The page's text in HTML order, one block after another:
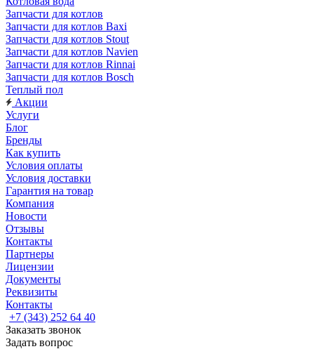
Запчасти для котлов
Запчасти для котлов Baxi
Запчасти для котлов Stout
Запчасти для котлов Navien
Запчасти для котлов Rinnai
Запчасти для котлов Bosch
Теплый пол
Акции
Услуги
Блог
Бренды
Как купить
Условия оплаты
Условия доставки
Гарантия на товар
Компания
Новости
Отзывы
Контакты
Партнеры
Лицензии
Документы
Реквизиты
Контакты
+7 (343) 252 64 40
Заказать звонок
Задать вопрос